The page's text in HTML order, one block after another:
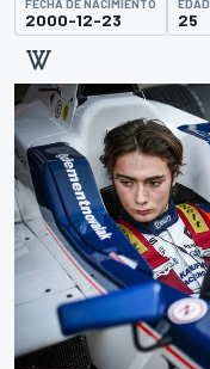
FECHA DE NACIMIENTO
2000-12-23
EDAD
25